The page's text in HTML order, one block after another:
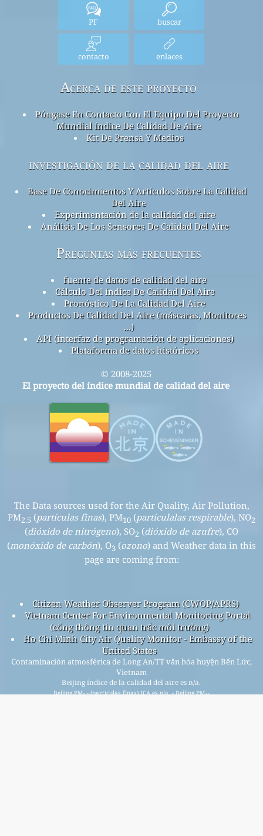
PF buscar
contacto enlaces
Acerca de este proyecto
Póngase En Contacto Con El Equipo Del Proyecto
Mundial índice De Calidad De Aire
Kit De Prensa Y Medios
investigación de la calidad del aire
Base De Conocimientos Y Artículos Sobre La Calidad
Del Aire
Experimentación de la calidad del aire
Análisis De Los Sensores De Calidad Del Aire
Preguntas más frecuentes
fuente de datos de calidad del aire
Cálculo Del índice De Calidad Del Aire
Pronóstico De La Calidad Del Aire
Productos De Calidad Del Aire (máscaras, Monitores
...)
API (interfaz de programación de aplicaciones)
Plataforma de datos históricos
© 2008-2025
El proyecto del índice mundial de calidad del aire
The Data sources used for the Air Quality, Air Pollution,
PM2.5 (partículas finas), PM10 (particulalas respirable), NO2
(dióxido de nitrógeno), SO2 (dióxido de azufre), CO
(monóxido de carbón), O3 (ozono) and Weather data in this
page are coming from:
Citizen Weather Observer Program (CWOP/APRS)
Vietnam Center For Environmental Monitoring Portal
(cổng thông tin quan trắc môi trường)
Ho Chi Minh City Air Quality Monitor - Embassy of the
United States
Contaminación atmosférica de Long An/TT văn hóa huyện Bến Lức,
Vietnam
Beijing índice de la calidad del aire es n/a.
Beijing PM2.5(partículas finas) ICA es n/a. - Beijing PM10